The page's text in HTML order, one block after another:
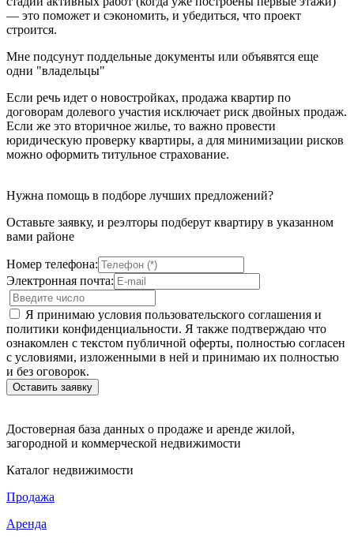
— это поможет и сэкономить, и убедиться, что проект
строится.
Мне подсунут поддельные документы или объявятся еще
одни "владельцы"
Если речь идет о новостройках, продажа квартир по
договорам долевого участия исключает риск двойных продаж.
Если же это вторичное жилье, то важно провести
юридическую проверку квартиры, а для минимизации рисков
можно оформить титульное страхование.
Нужна помощь в подборе лучших предложений?
Оставьте заявку, и реэлторы подберут квартиру в указанном
вами районе
Номер телефона:
Электронная почта:
Я принимаю условия пользовательского соглашения и
политики конфиденциальности. Я также подтверждаю что
ознакомлен с текстом публичной оферты, полностью согласен
с условиями, изложенными в ней и принимаю их полностью
и без оговорок.
Достоверная база данных о продаже и аренде жилой,
загородной и коммерческой недвижимости
Каталог недвижимости
Продажа
Аренда